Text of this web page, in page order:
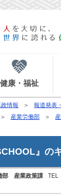
健康・福祉
政情報 報道発表
産業労働部
』の
部 産業政策課 TEL